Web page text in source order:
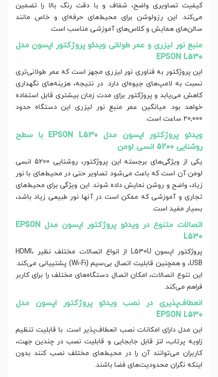
کیفیت تصاویری واضح، شفاف و با دقت رنگ بالا را تضمین
می‌کند. این رزولوشن برای محیط‌های حرفه‌ای و خاص مانند
سالن‌های همایش و کلاس‌های آموزشی مناسب است.
منبع نور لیزری و عمر طولانی ویدئو پروژکتور اپسون مدل
EPSON L530
این پروژکتور به فناوری نور لیزری مجهز است که عمر طولانی‌تری
نسبت به لامپ‌های جیوه‌ای دارد. در نتیجه، هزینه‌های نگهداری
کاهش می‌یابد و پروژکتور برای مدت زمان بیشتری قابل استفاده
خواهد بود. میانگین عمر منبع نور لیزری این دستگاه حدود
20,000 ساعت است.
ویدئو پروژکتور اپسون مدل EPSON L530 با سطح
روشنایی 5200 انسی لومن
یکی از ویژگی‌های برجسته این پروژکتور، روشنایی 5200 انسی
لومن آن است که باعث می‌شود تصاویر حتی در محیط‌های با نور
زیاد، واضح و روشن نمایش داده شوند. این ویژگی برای محیط‌های
تجاری و آموزشی که ممکن است در آنها نور طبیعی زیاد باشد،
بسیار مفید است.
اتصالات متنوع در ویدئو پروژکتور اپسون مدل EPSON
L530
پروژکتور اپسون L530U از انواع اتصالات مختلف نظیر HDMI،
USB، و همچنین قابلیت اتصال بی‌سیم (Wi-Fi) پشتیبانی می‌کند.
این تنوع اتصالات، امکان اتصال دستگاه‌های مختلف را برای کاربر
فراهم می‌کند.
انعطاف‌پذیری در نصب ویدئو پروژکتور اپسون مدل
EPSON L530
این مدل دارای امکانات نصب انعطاف‌پذیر است. با قابلیت تنظیم
زاویه پرتاب، لنز قابل جابجایی و قابلیت نصب در چندین جهت،
کاربران می‌توانند آن را در محیط‌های مختلف نصب کنند بدون
اینکه نگران محدودیت‌های فضا باشند.